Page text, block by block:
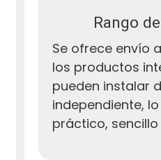
Rango
Se ofrece envío
los productos
pueden instalar
independiente,
práctico,